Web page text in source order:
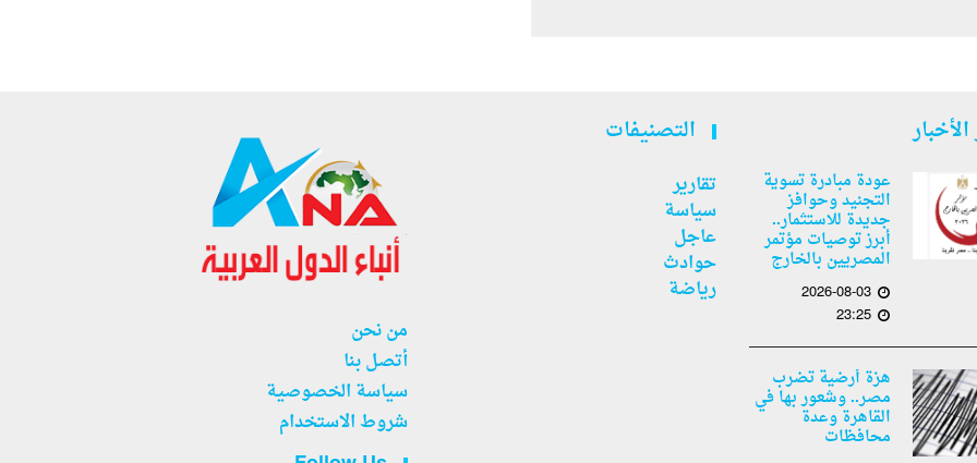
عودة مبادرة تسوية
التجنيد وحوافز
جديدة للاستثمار..
أبرز توصيات مؤتمر
المصريين بالخارج
2026-08-03
23:25
هزة أرضية تضرب
مصر.. وشعور بها في
القاهرة وعدة
محافظات
التصنيفات
تقارير
سياسة
عاجل
حوادث
رياضة
من نحن
أتصل بنا
سياسة الخصوصية
شروط الاستخدام